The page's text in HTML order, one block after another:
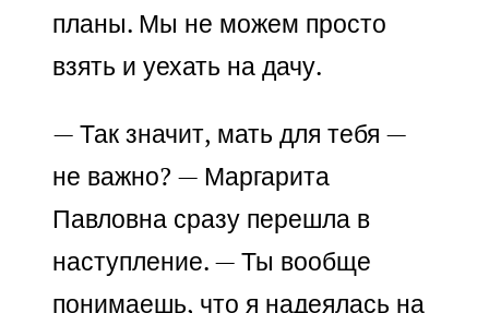
планы. Мы не можем просто
взять и уехать на дачу.
— Так значит, мать для тебя —
не важно? — Маргарита
Павловна сразу перешла в
наступление. — Ты вообще
понимаешь, что я надеялась на